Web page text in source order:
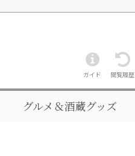
ガイド 閲覧履歴
グルメ＆酒蔵グッズ